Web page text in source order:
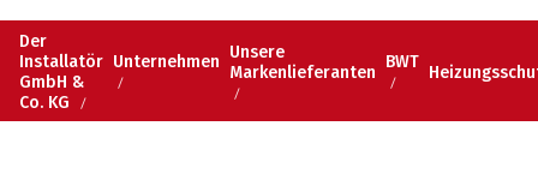
Der
Installatör
GmbH &
Co. KG
Unternehmen Unsere
Markenlieferanten BWT